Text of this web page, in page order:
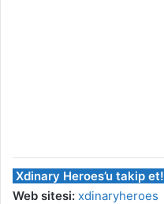
Xdinary Heroes’u takip et!
Web sitesi: xdinaryheroes